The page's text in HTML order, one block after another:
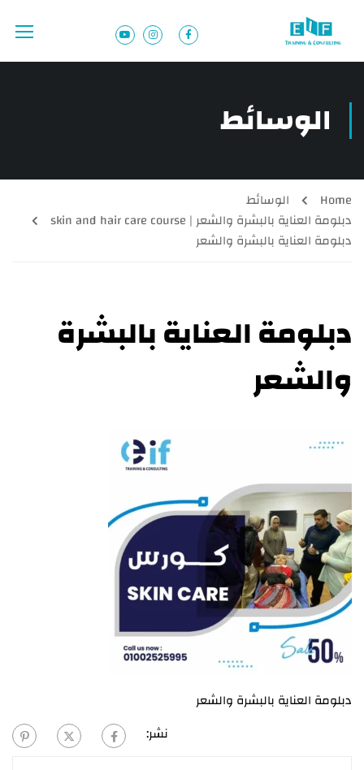
الوسائط
Home
الوسائط
دبلومة العناية بالبشرة والشعر | skin and hair care course
دبلومة العناية بالبشرة والشعر
دبلومة العناية بالبشرة
والشعر
دبلومة العناية بالبشرة والشعر
نشر: